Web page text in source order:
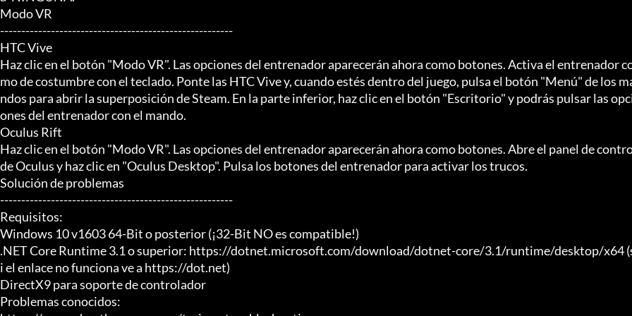
Modo VR
-------------------------------------------------------
HTC Vive
Haz clic en el botón "Modo VR". Las opciones del entrenador aparecerán ahora como botones. Activa el entrenador
mo de costumbre con el teclado. Ponte las HTC Vive y, cuando estés dentro del juego, pulsa el botón "Menú" de los
ndos para abrir la superposición de Steam. En la parte inferior, haz clic en el botón "Escritorio" y podrás pulsar las
ones del entrenador con el mando.
Oculus Rift
Haz clic en el botón "Modo VR". Las opciones del entrenador aparecerán ahora como botones. Abre el panel de
de Oculus y haz clic en "Oculus Desktop". Pulsa los botones del entrenador para activar los trucos.
Solución de problemas
-------------------------------------------------------
Requisitos:
Windows 10 v1603 64-Bit o posterior (¡32-Bit NO es compatible!)
.NET Core Runtime 3.1 o superior: https://dotnet.microsoft.com/download/dotnet-core/3.1/runtime/desktop/x64
i el enlace no funciona ve a https://dot.net)
DirectX9 para soporte de controlador
Problemas conocidos: